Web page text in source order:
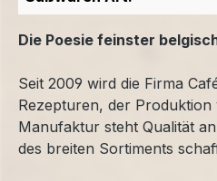
Die Poesie feinster
Seit 2009 wird die Firma
Rezepturen, der
Manufaktur steht Qualität
des breiten Sortiments